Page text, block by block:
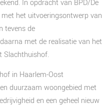
In opdracht van BPD/De
het uitvoeringsontwerp van
tevens de
met de realisatie van het
Slachthuishof.
in Haarlem-Oost
duurzaam woongebied met
en een geheel nieuw